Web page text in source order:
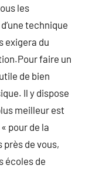
les
technique
exigera du
faire un
de bien
Il y dispose
meilleur est
pour de la
de vous,
écoles de